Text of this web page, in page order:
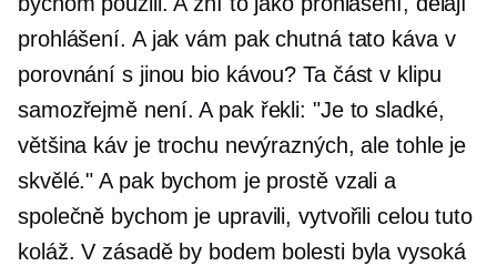
prohlášení. A jak vám pak chutná tato káva v
porovnání s jinou bio kávou? Ta část v klipu
samozřejmě není. A pak řekli: "Je to sladké,
většina káv je trochu nevýrazných, ale tohle je
skvělé." A pak bychom je prostě vzali a
společně bychom je upravili, vytvořili celou tuto
koláž. V zásadě by bodem bolesti byla vysoká